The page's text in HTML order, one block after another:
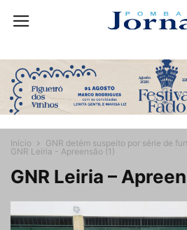
Início
GNR detém suspeito por série de
GNR Leiria - Apreensão (1)
GNR Leiria –